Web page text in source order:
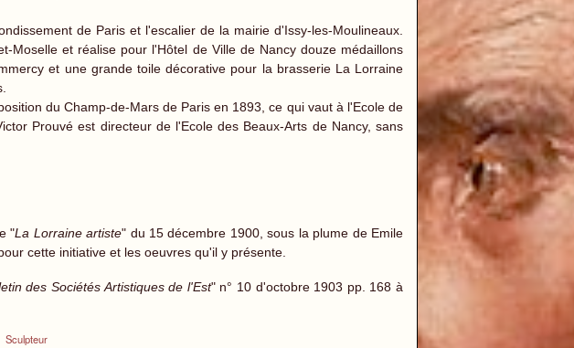
de Paris et l'escalier de la mairie d'Issy-les-Moulineaux.
Moselle et réalise pour l'Hôtel de Ville de Nancy douze médaillons
et une grande toile décorative pour la brasserie La Lorraine
du Champ-de-Mars de Paris en 1893, ce qui vaut à l'Ecole de
Prouvé est directeur de l'Ecole des Beaux-Arts de Nancy, sans
"La Lorraine artiste" du 15 décembre 1900, sous la plume de Emile
cette initiative et les oeuvres qu'il y présente.
des Sociétés Artistiques de l'Est" n° 10 d'octobre 1903 pp. 168 à
Sculpteur